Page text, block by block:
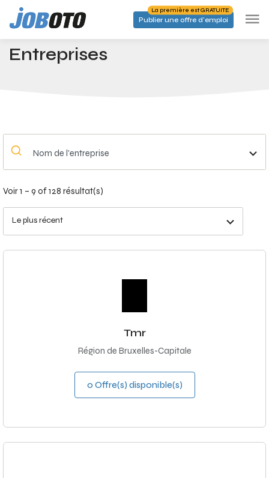
Skip to main content
Publier une offre d'emploi
La première est GRATUITE
Accueil Entreprises
Entreprises
Nom de l'entreprise
Voir 1 – 9 of 128 résultat(s)
Le plus récent
Tmr
Région de Bruxelles-Capitale
0 Offre(s) disponible(s)